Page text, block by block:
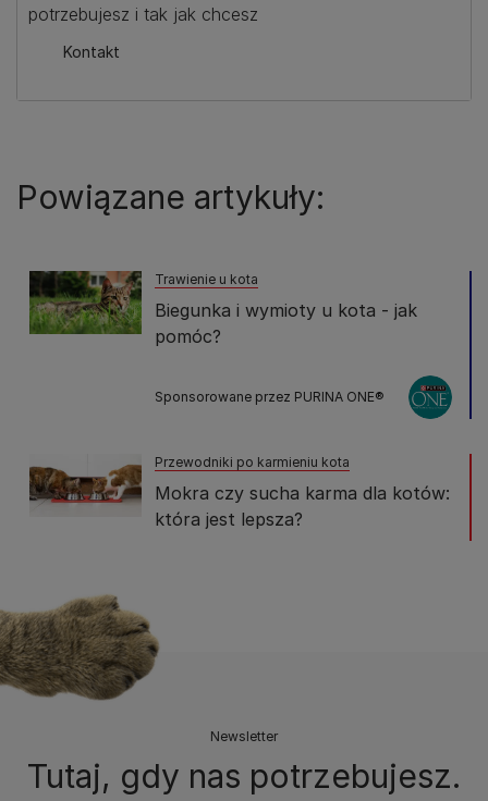
potrzebujesz i tak jak chcesz
Kontakt
Powiązane artykuły:
Trawienie u kota
Biegunka i wymioty u kota - jak
pomóc?
Sponsorowane przez PURINA ONE®
Przewodniki po karmieniu kota
Mokra czy sucha karma dla kotów:
która jest lepsza?
Newsletter
Tutaj, gdy nas potrzebujesz.